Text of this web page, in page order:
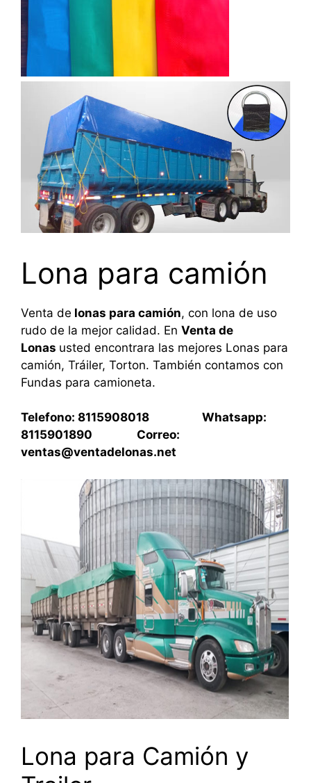
Lona para camión
Venta de lonas para camión, con lona de uso
rudo de la mejor calidad. En Venta de
Lonas usted encontrara las mejores Lonas para
camión, Tráiler, Torton. También contamos con
Fundas para camioneta.
Telefono: 8115908018 Whatsapp:
8115901890 Correo:
ventas@ventadelonas.net
Lona para Camión y